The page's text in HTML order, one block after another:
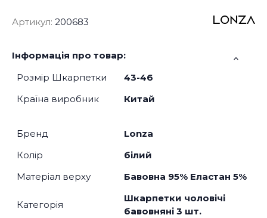
Артикул: 200683
Інформація про товар:
Розмір Шкарпетки
43-46
Країна виробник
Китай
Бренд
Lonza
Колір
білий
Матеріал верху
Бавовна 95% Еластан 5%
Категорія
Шкарпетки чоловічі
бавовняні 3 шт.